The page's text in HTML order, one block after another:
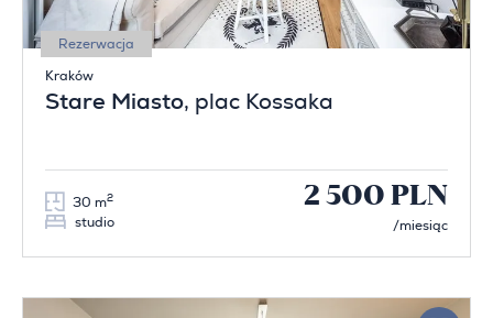
Rezerwacja
Kraków
Stare Miasto, plac Kossaka
30 m2
studio
2 500 PLN
/miesiąc